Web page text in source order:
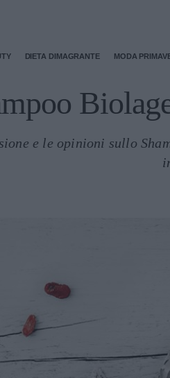
DIETA DIMAGRANTE MODA
e le opinioni sullo